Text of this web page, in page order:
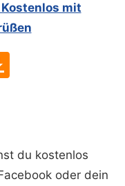
mit
du kostenlos
oder dein